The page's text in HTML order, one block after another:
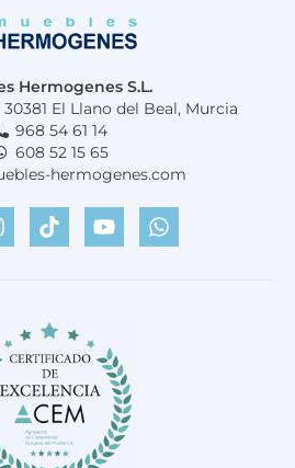
Hermogenes S.L.
30381 El Llano del Beal, Murcia
968 54 61 14
608 52 15 65
hermogenes.com
T
i
k
Y
o
u
W
h
a